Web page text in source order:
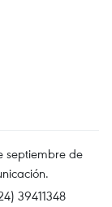
septiembre de
39411348